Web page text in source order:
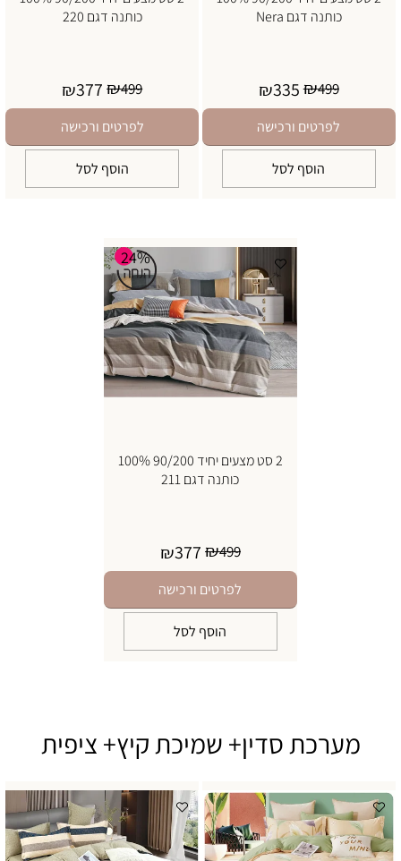
כותנה דגם Nera
₪499
₪335
לפרטים ורכישה
הוסף לסל
כותנה דגם 220
₪499
₪377
לפרטים ורכישה
הוסף לסל
24%
2 סט מצעים יחיד 90/200 100%
כותנה דגם 211
₪499
₪377
לפרטים ורכישה
הוסף לסל
מערכת סדין+ שמיכת קיץ+ ציפית